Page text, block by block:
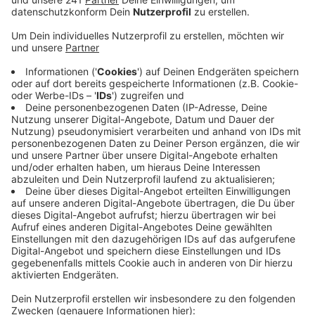
Anzeige
Der am Donnerstag vorgestellte Waldzustandsbericht
ist alarmierend: NRW weit gibt es große Schäden in
den Wäldern. Das liege an den sehr trockenen Jahren
in jüngster Vergangenheit. Fichten seien fast komplett
abgestorben und auch Buchen hätten stark gelitten.
Durch ein Mischwaldkonzept sollen die Wälder
zukunftsfähig gestaltet werden. Durch viele
verschiedene Laubhölzer könnte ein Massenabsterben
verhindert werden. Es braucht aber viele Jahre bis die
neuen Wälder heranwachsen.